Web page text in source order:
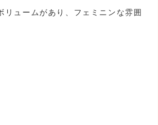
ュームがあり、フェミニンな雰囲